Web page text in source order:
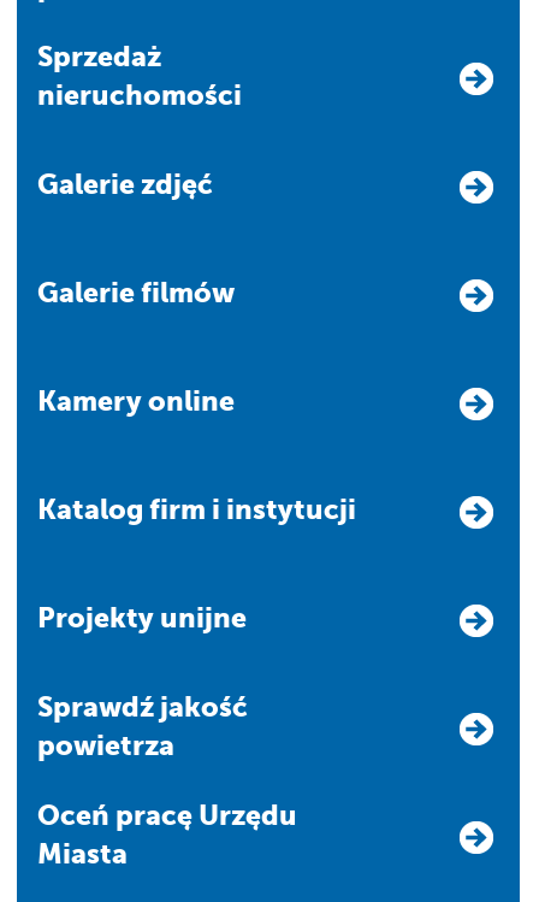
Sprzedaż
nieruchomości
Galerie zdjęć
Galerie filmów
Kamery online
Katalog firm i instytucji
Projekty unijne
Sprawdź jakość
powietrza
Oceń pracę Urzędu
Miasta